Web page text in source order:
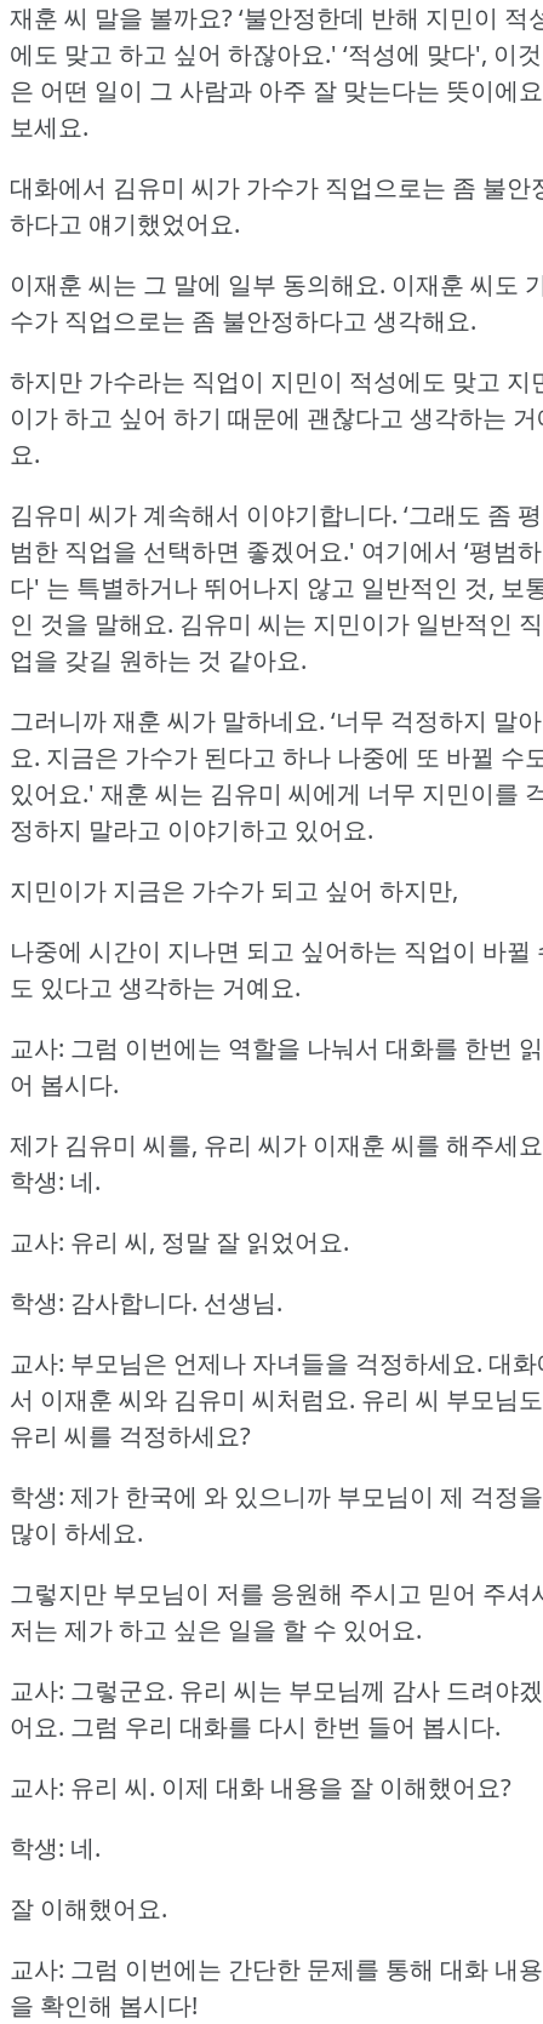
재훈 씨 말을 볼까요?‘불안정한데 반해 지민이 적
에도 맞고 하고 싶어 하잖아요.' ‘적성에 맞다', 이것
은 어떤 일이 그 사람과 아주 잘 맞는다는 뜻이에
보세요.
대화에서 김유미 씨가 가수가 직업으로는 좀 불안
하다고 얘기했었어요.
이재훈 씨는 그 말에 일부 동의해요. 이재훈 씨도
수가 직업으로는 좀 불안정하다고 생각해요.
하지만 가수라는 직업이 지민이 적성에도 맞고 지
이가 하고 싶어 하기 때문에 괜찮다고 생각하는
요.
김유미 씨가 계속해서 이야기합니다. ‘그래도 좀 평
범한 직업을 선택하면 좋겠어요.' 여기에서 ‘평범하
다' 는 특별하거나 뛰어나지 않고 일반적인 것, 보
인 것을 말해요. 김유미 씨는 지민이가 일반적인 직
업을 갖길 원하는 것 같아요.
그러니까 재훈 씨가 말하네요. ‘너무 걱정하지 말아
요. 지금은 가수가 된다고 하나 나중에 또 바뀔 수
있어요.' 재훈 씨는 김유미 씨에게 너무 지민이를
정하지 말라고 이야기하고 있어요.
지민이가 지금은 가수가 되고 싶어 하지만,
나중에 시간이 지나면 되고 싶어하는 직업이 바뀔
도 있다고 생각하는 거예요.
교사: 그럼 이번에는 역할을 나눠서 대화를 한번 읽
어 봅시다.
제가 김유미 씨를, 유리 씨가 이재훈 씨를 해주세
학생: 네.
교사: 유리 씨, 정말 잘 읽었어요.
학생: 감사합니다. 선생님.
교사: 부모님은 언제나 자녀들을 걱정하세요. 대
서 이재훈 씨와 김유미 씨처럼요. 유리 씨 부모님도
유리 씨를 걱정하세요?
학생: 제가 한국에 와 있으니까 부모님이 제 걱정을
많이 하세요.
그렇지만 부모님이 저를 응원해 주시고 믿어 주셔
저는 제가 하고 싶은 일을 할 수 있어요.
교사: 그렇군요. 유리 씨는 부모님께 감사 드려야겠
어요. 그럼 우리 대화를 다시 한번 들어 봅시다.
교사: 유리 씨. 이제 대화 내용을 잘 이해했어요?
학생: 네.
잘 이해했어요.
교사: 그럼 이번에는 간단한 문제를 통해 대화 내용
을 확인해 봅시다!